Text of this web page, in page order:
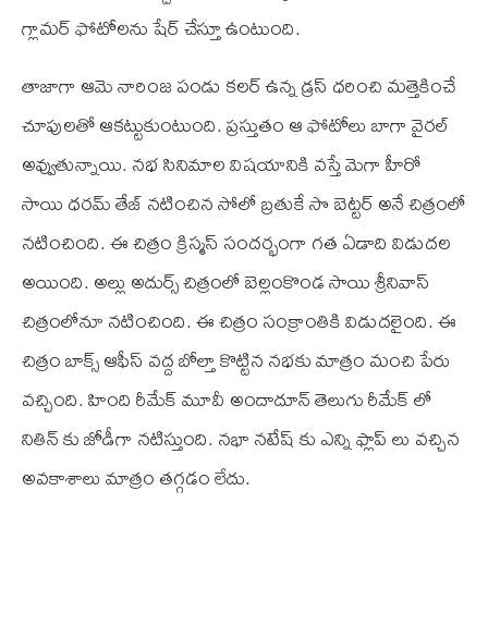
గ్లామర్ ఫోటోలను షేర్ చేస్తూ ఉంటుంది.
తాజాగా ఆమె నారింజ పండు కలర్ ఉన్న డ్రస్ ధరించి మత్తెకించే
చూపులతో ఆకట్టుకుంటుంది. ప్రస్తుతం ఆ ఫోటోలు బాగా వైరల్
అవ్వుతున్నాయి. నభ సినిమాల విషయానికి వస్తే మెగా హీరో
సాయి ధరమ్ తేజ్ నటించిన సోలో బ్రతుకే సొ బెట్టర్ అనే చిత్రంలో
నటించింది. ఈ చిత్రం క్రిస్మస్ సందర్భంగా గత ఏడాది విడుదల
అయింది. అల్లు అదుర్స్ చిత్రంలో బెల్లంకొండ సాయి శ్రీనివాస్
చిత్రంలోనూ నటించింది. ఈ చిత్రం సంక్రాంతికి విడుదలైంది. ఈ
చిత్రం బాక్స్ ఆఫీస్ వద్ద బోల్తా కొట్టిన నభకు మాత్రం మంచి పేరు
వచ్చింది. హింది రీమేక్ మూవీ అందాదూన్ తెలుగు రీమేక్ లో
నితిన్ కు జోడీగా నటిస్తుంది. నభా నటేష్ కు ఎన్ని ఫ్లాప్ లు వచ్చిన
అవకాశాలు మాత్రం తగ్గడం లేదు.